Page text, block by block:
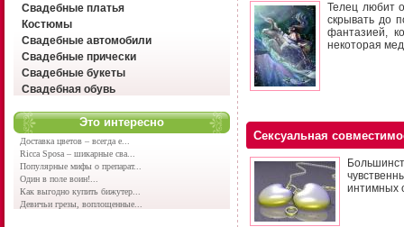
Свадебные платья
Костюмы
Свадебные автомобили
Свадебные прически
Свадебные букеты
Свадебная обувь
Это интересно
Доставка цветов – всегда е...
Ricca Sposa – шикарные сва...
Популярные мифы о препарат...
Один в поле воин!...
Как выгодно купить бижутер...
Девичьи грезы, воплощенные...
Телец любит
скрывать до
фантазией,
некоторая
Сексуальная
интимных